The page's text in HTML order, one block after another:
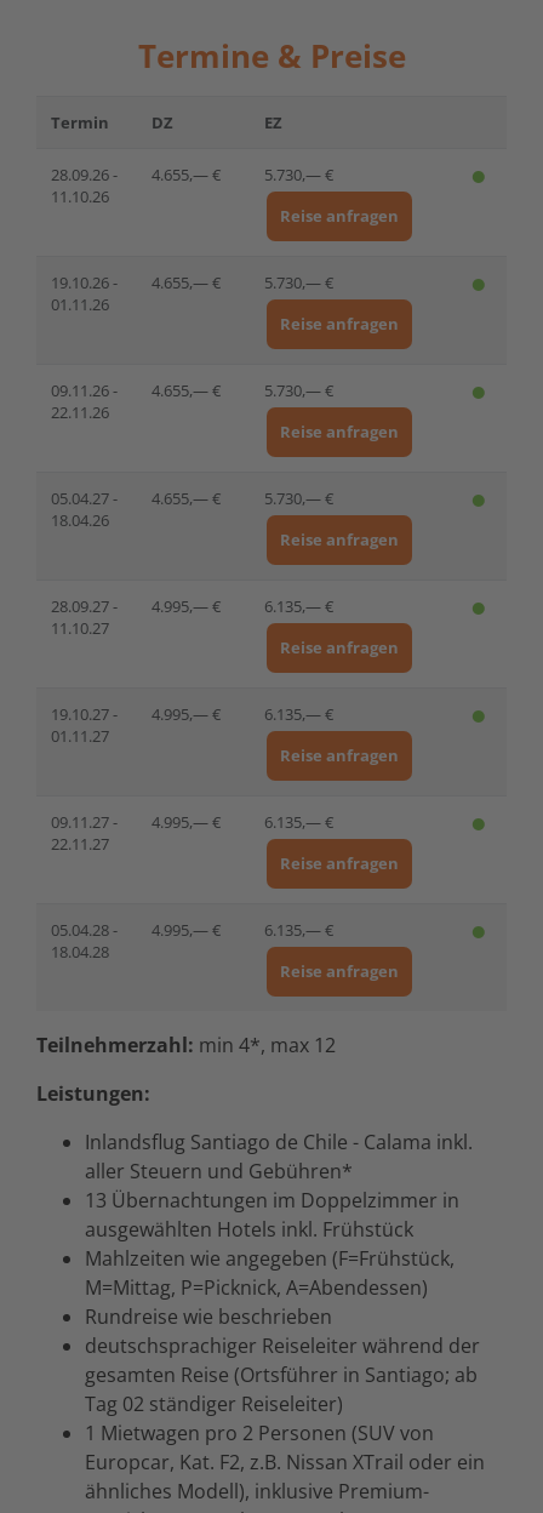
Termine & Preise
Termin DZ EZ
28.09.26 -
11.10.26
4.655,— €
5.730,— €
Reise anfragen
19.10.26 -
01.11.26
4.655,— €
5.730,— €
Reise anfragen
09.11.26 -
22.11.26
4.655,— €
5.730,— €
Reise anfragen
05.04.27 -
18.04.26
4.655,— €
5.730,— €
Reise anfragen
28.09.27 -
11.10.27
4.995,— €
6.135,— €
Reise anfragen
19.10.27 -
01.11.27
4.995,— €
6.135,— €
Reise anfragen
09.11.27 -
22.11.27
4.995,— €
6.135,— €
Reise anfragen
05.04.28 -
18.04.28
4.995,— €
6.135,— €
Reise anfragen
Teilnehmerzahl: min 4*, max 12
Leistungen:
Inlandsflug Santiago de Chile - Calama inkl.
aller Steuern und Gebühren*
13 Übernachtungen im Doppelzimmer in
ausgewählten Hotels inkl. Frühstück
Mahlzeiten wie angegeben (F=Frühstück,
M=Mittag, P=Picknick, A=Abendessen)
Rundreise wie beschrieben
deutschsprachiger Reiseleiter während der
gesamten Reise (Ortsführer in Santiago; ab
Tag 02 ständiger Reiseleiter)
1 Mietwagen pro 2 Personen (SUV von
Europcar, Kat. F2, z.B. Nissan XTrail oder ein
ähnliches Modell), inklusive Premium-